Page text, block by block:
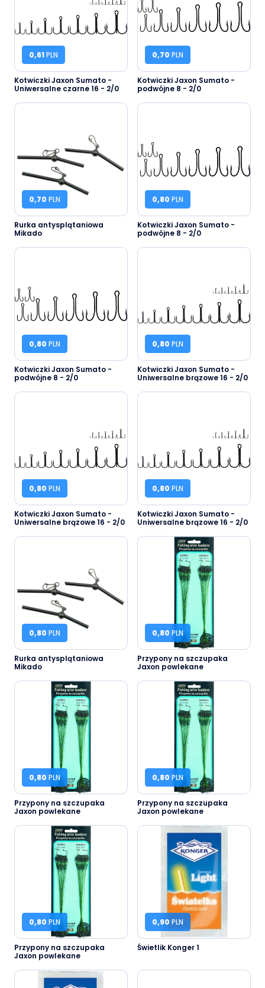
0,61PLN
Kotwiczki Jaxon Sumato -
Uniwersalne czarne 16 - 2/0
0,70 PLN
Kotwiczki Jaxon Sumato -
podwójne 8 - 2/0
0,70 PLN
Rurka antysplątaniowa
Mikado
0,80 PLN
Kotwiczki Jaxon Sumato -
podwójne 8 - 2/0
0,80 PLN
Kotwiczki Jaxon Sumato -
podwójne 8 - 2/0
0,80 PLN
Kotwiczki Jaxon Sumato -
Uniwersalne brązowe 16 - 2/0
0,80 PLN
Kotwiczki Jaxon Sumato -
Uniwersalne brązowe 16 - 2/0
0,80 PLN
Kotwiczki Jaxon Sumato -
Uniwersalne brązowe 16 - 2/0
0,80 PLN
Rurka antysplątaniowa
Mikado
0,80 PLN
Przypony na szczupaka
Jaxon powlekane
0,80 PLN
Przypony na szczupaka
Jaxon powlekane
0,80 PLN
Przypony na szczupaka
Jaxon powlekane
0,80 PLN
Przypony na szczupaka
Jaxon powlekane
0,90 PLN
Świetlik Konger 1